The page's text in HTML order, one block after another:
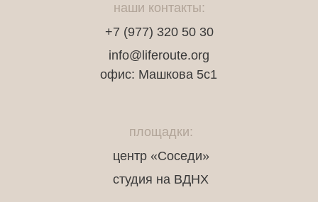
наши контакты:
+7 (977) 320 50 30
info@liferoute.org
площадки:
центр «Соседи»
студия на ВДНХ
офис: Машкова 5с1